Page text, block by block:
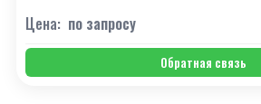
Цена: по запросу
Обратная связь